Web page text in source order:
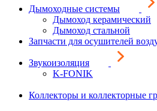
Дымоходные системы
Дымоход керамический
Дымоход стальной
Запчасти для осушителей
Звукоизоляция
K-FONIK
Коллекторы и коллекторные